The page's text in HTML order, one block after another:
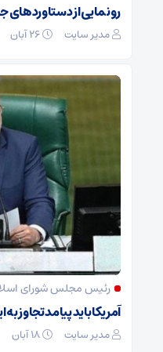
رونمایی از دستاوردهای
مدیر سایت
رئیس مجلس شورای
آمریکا باید پیامد تجاوز به
مدیر سایت